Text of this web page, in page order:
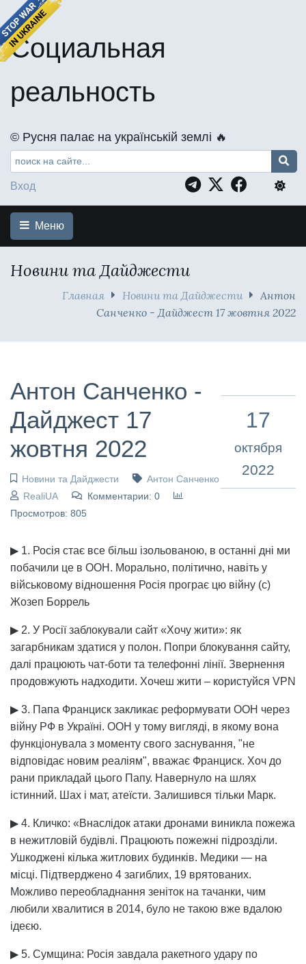
Социальная
реальность
©️ Русня палає на українській землі 🔥
Вход
Меню
Новини та Дайджести
Главная Новини та Дайджести
Антон
Санченко - Дайджест 17 жовтня 2022
Антон Санченко -
Дайджест 17
жовтня 2022
Новини та Дайджести
Антон Санченко
RealiUA
Комментарии: 0
Просмотров: 805
17
октября
2022
▶ 1. Росія стає все більш ізольованою, в останні дні ми
побачили це в ООН. Морально, політично, навіть у
військовому відношення Росія програє цю війну (с)
Жозеп Боррель
▶ 2. У Росії заблокували сайт «Хочу жити»: як
загарбникам здатися у полон. Попри блокування сайту,
далі працюють чат-боти та телефонні лінії. Звернення
продовжують надходити. Хочеш жити – користуйся VPN
▶ 3. Папа Франциск закликає реформувати ООН через
війну РФ в Україні. ООН у тому вигляді, в якому вона
функціонувала з моменту свого заснування, "не
відповідає новим реаліям", вважає Франциск. Хоч до
рани прикладай цього Папу. Навернуло на шлях
істинний. Шах і мат, атеїсти. Залишився тільки Марк.
▶ 4. Кличко: «Внаслідок атаки дронами виникла пожежа
в нежитловій будівлі. Працюють пожежні підрозділи.
Ушкоджені кілька житлових будинків. Медики — на
місці. Підтверджено 4 загиблих, 19 врятованих.
Можливо переобладнання зеніток на тачанки, чим
любили хвалитися в 2014, було не такою вже вдалою
ідеєю.
▶ 5. Сумщина: Росія завдала ракетного удару по